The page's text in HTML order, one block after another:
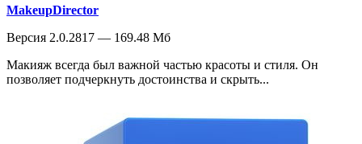
MakeupDirector
Версия 2.0.2817 — 169.48 Мб
Макияж всегда был важной частью красоты и стиля. Он
позволяет подчеркнуть достоинства и скрыть...